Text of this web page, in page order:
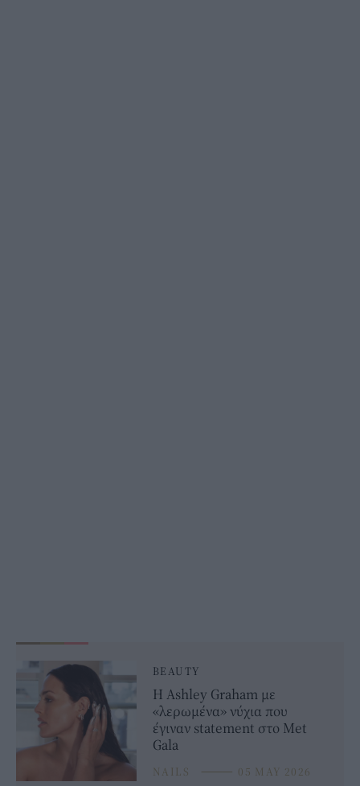
BEAUTY
Η Ashley Graham με
«λερωμένα» νύχια που
έγιναν statement στο Met
Gala
NAILS ⸻ 05 MAY 2026